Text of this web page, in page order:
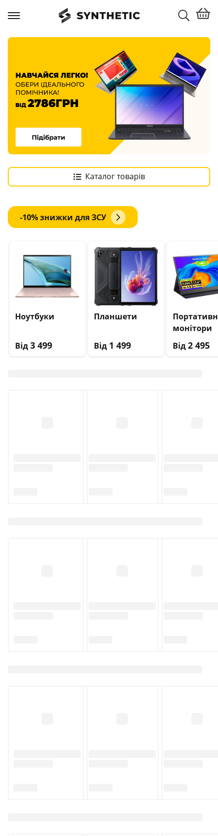
Каталог товарів
-10% знижки для ЗСУ
Ноутбуки
Від3 499
Планшети
Від 1 499
монітори
Від2 495